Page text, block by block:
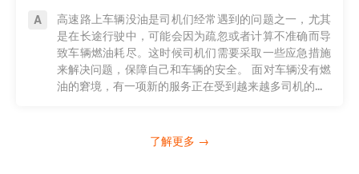
高速路上车辆没油是司机们经常遇到的问题之一，尤其
是在长途行驶中，可能会因为疏忽或者计算不准确而导
致车辆燃油耗尽。这时候司机们需要采取一些应急措施
来解决问题，保障自己和车辆的安全。 面对车辆没有燃
油的窘境，有一项新的服务正在受到越来越多司机的...
了解更多 →